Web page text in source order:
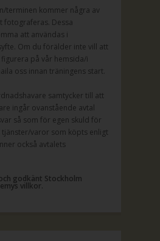
terminen kommer några av
fotograferas. Dessa
att användas i
Om du förälder inte vill att
på vår hemsida/i
oss innan träningens start.
samtycker till att
ingår ovanstående avtal
så som för egen skuld för
tjänster/varor som köpts enligt
också avtalets
godkänt Stockholm
villkor.